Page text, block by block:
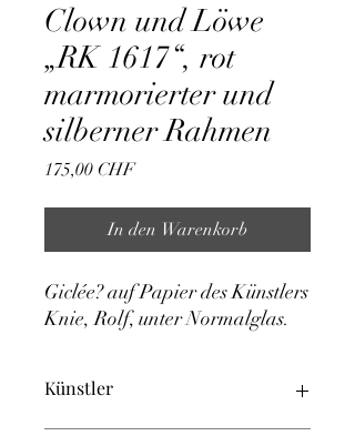
Clown und Löwe
„RK 1617“, rot
marmorierter und
silberner Rahmen
175,00 CHFPreis
In den Warenkorb
Giclée? auf Papier des Künstlers
Knie, Rolf, unter Normalglas.
Künstler